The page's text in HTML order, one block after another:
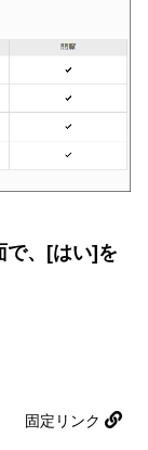
で、[はい]を
固定リンク